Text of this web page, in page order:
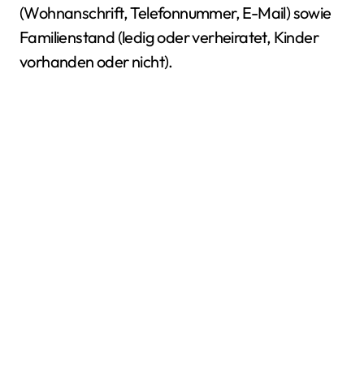
(Wohnanschrift, Telefonnummer, E-Mail) sowie
Familienstand (ledig oder verheiratet, Kinder
vorhanden oder nicht).